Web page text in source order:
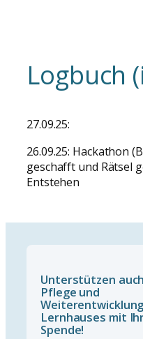
Logbuch
27.09.25:
26.09.25: Hackathon
geschafft und Rätsel
Entstehen
Unterstützen
Pflege und
Lernhauses mit
Spende!